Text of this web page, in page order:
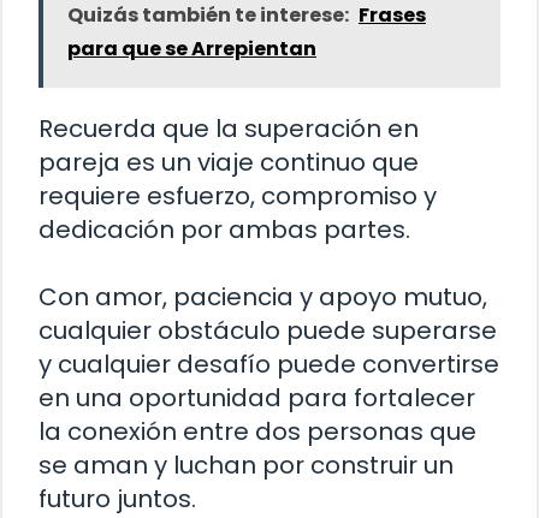
Quizás también te interese: Frases
para que se Arrepientan
Recuerda que la superación en
pareja es un viaje continuo que
requiere esfuerzo, compromiso y
dedicación por ambas partes.
Con amor, paciencia y apoyo mutuo,
cualquier obstáculo puede superarse
y cualquier desafío puede convertirse
en una oportunidad para fortalecer
la conexión entre dos personas que
se aman y luchan por construir un
futuro juntos.